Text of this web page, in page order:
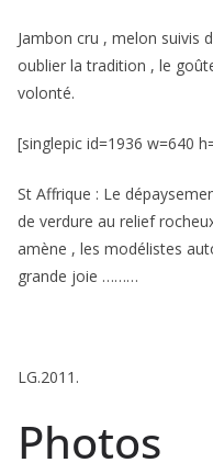
Jambon cru , melon suivis
oublier la tradition , le
volonté.
[singlepic id=1936 w=640
St Affrique : Le
de verdure au relief
amène , les modélistes
grande joie ………
LG.2011.
Photos